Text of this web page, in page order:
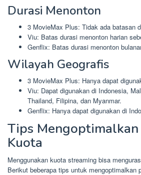
Durasi Menonton
3 MovieMax Plus: Tidak ada batasan
Viu: Batas durasi menonton harian
Genflix: Batas durasi menonton
Wilayah Geografis
3 MovieMax Plus: Hanya dapat
Viu: Dapat digunakan di Indonesia,
Thailand, Filipina, dan Myanmar.
Genflix: Hanya dapat digunakan di
Tips Mengoptimalkan
Kuota
Menggunakan kuota streaming bisa
Berikut beberapa tips untuk mengoptimalkan